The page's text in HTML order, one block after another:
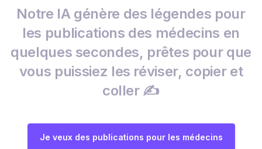
Notre IA génère des légendes pour
les publications des médecins en
quelques secondes, prêtes pour que
vous puissiez les réviser, copier et
coller ✍️
Je veux des publications pour les médecins